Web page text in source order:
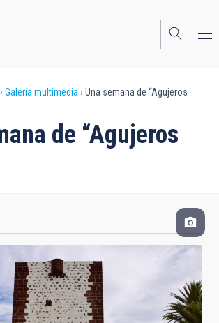
Galería multimedia
Una semana de “Agujeros
de “Agujeros